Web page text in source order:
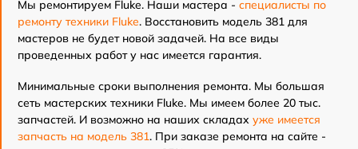
Мы ремонтируем Fluke. Наши мастера - специалисты по
ремонту техники Fluke. Восстановить модель 381 для
мастеров не будет новой задачей. На все виды
проведенных работ у нас имеется гарантия.
Минимальные сроки выполнения ремонта. Мы большая
сеть мастерских техники Fluke. Мы имеем более 20 тыс.
запчастей. И возможно на наших складах уже имеется
запчасть на модель 381. При заказе ремонта на сайте -